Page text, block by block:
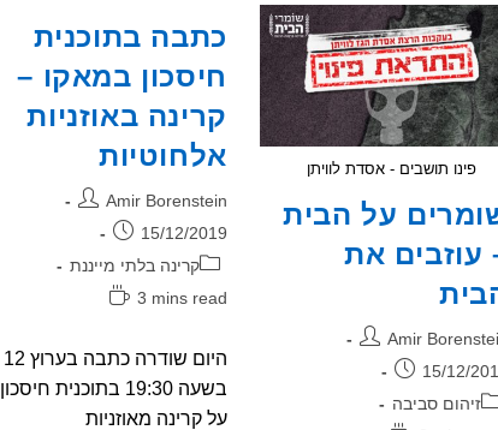
כתבה בתוכנית
חיסכון במאקו –
קרינה באוזניות
אלחוטיות
מחבר:
Amir Borenstein
פורסם:
15/12/2019
קטגוריה:
קרינה בלתי מייננת
זמן
3 mins read
בשעה 19:30 בתוכנית חיסכון
על קרינה מאוזניות
פינו תושבים - אסדת לוויתן
על הבית
עוזבים את
Amir
15/12/
זיהום סביבה